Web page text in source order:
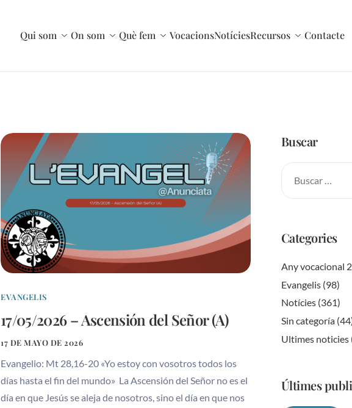
Qui som On som Què fem VocacionsNotíciesRecursos Contacte
EVANGELIS
17/05/2026 – Ascensión del Señor (A)
17 DE MAYO DE 2026
Evangelio: Mt 28,16-20 «Yo estoy con vosotros todos los
días hasta el fin del mundo» La Ascensión del Señor no es el
día en que Jesús se aleja de nosotros, sino el día en que nos
Buscar
Categories
Any vocacional
Evangelis (98)
Notícies (361)
Sin categoría
Ultimes noticies
Últimes